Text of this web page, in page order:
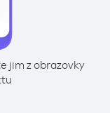
jim z obrazovky